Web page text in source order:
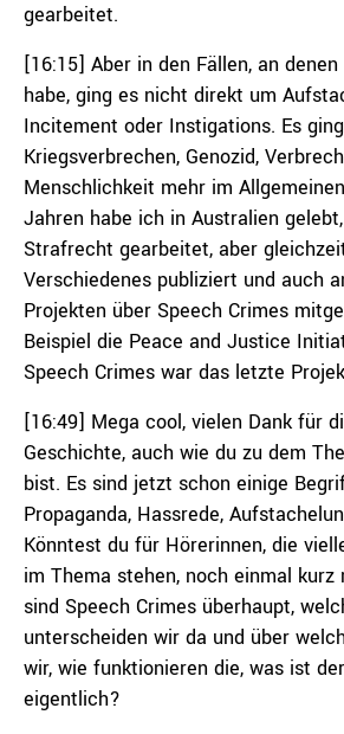
gearbeitet.
[16:15] Aber in den Fällen, an
habe, ging es nicht direkt um
Incitement oder Instigations. Es
Kriegsverbrechen, Genozid,
Menschlichkeit mehr im
Jahren habe ich in Australien
Strafrecht gearbeitet, aber
Verschiedenes publiziert und auch
Projekten über Speech Crimes
Beispiel die Peace and Justice
Speech Crimes war das letzte
[16:49] Mega cool, vielen Dank für
Geschichte, auch wie du zu dem
bist. Es sind jetzt schon einige
Propaganda, Hassrede,
Könntest du für Hörerinnen, die
im Thema stehen, noch einmal kurz
sind Speech Crimes überhaupt,
unterscheiden wir da und über
wir, wie funktionieren die, was ist
eigentlich?